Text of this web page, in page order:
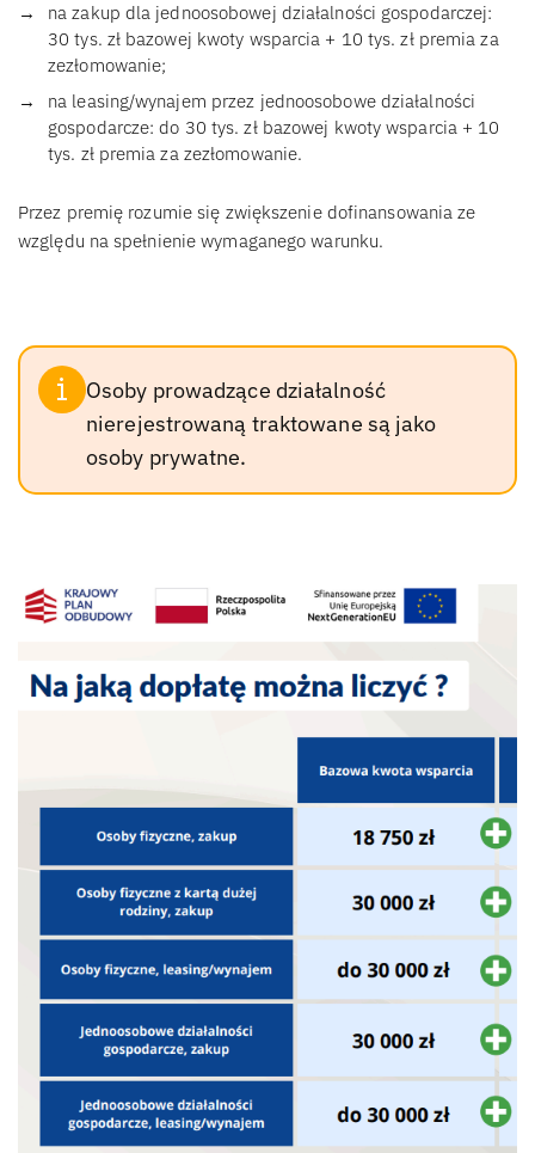
na zakup dla jednoosobowej działalności gospodarczej:
30 tys. zł bazowej kwoty wsparcia + 10 tys. zł premia za
zezłomowanie;
na leasing/wynajem przez jednoosobowe działalności
gospodarcze: do 30 tys. zł bazowej kwoty wsparcia + 10
tys. zł premia za zezłomowanie.
Przez premię rozumie się zwiększenie dofinansowania ze
względu na spełnienie wymaganego warunku.
Osoby prowadzące działalność
nierejestrowaną traktowane są jako
osoby prywatne.